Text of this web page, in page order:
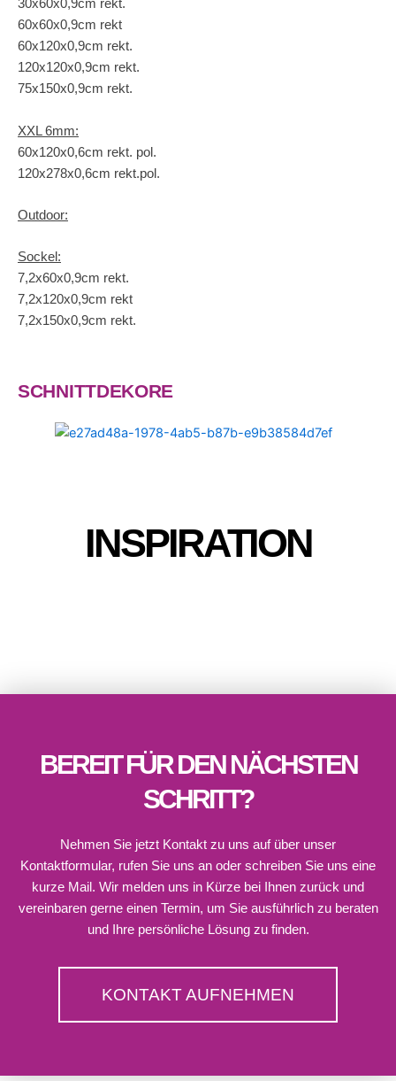
30x60x0,9cm rekt.
60x60x0,9cm rekt
60x120x0,9cm rekt.
120x120x0,9cm rekt.
75x150x0,9cm rekt.
XXL 6mm:
60x120x0,6cm rekt. pol.
120x278x0,6cm rekt.pol.
Outdoor:
Sockel:
7,2x60x0,9cm rekt.
7,2x120x0,9cm rekt
7,2x150x0,9cm rekt.
SCHNITTDEKORE
INSPIRATION
BEREIT FÜR DEN NÄCHSTEN
SCHRITT?
Nehmen Sie jetzt Kontakt zu uns auf über unser
Kontaktformular, rufen Sie uns an oder schreiben Sie uns eine
kurze Mail. Wir melden uns in Kürze bei Ihnen zurück und
vereinbaren gerne einen Termin, um Sie ausführlich zu beraten
und Ihre persönliche Lösung zu finden.
KONTAKT AUFNEHMEN